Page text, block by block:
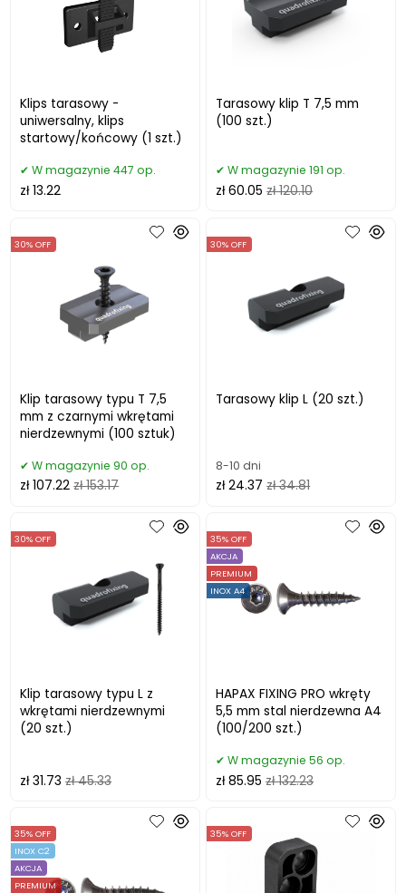
Klips tarasowy -
uniwersalny, klips
startowy/końcowy (1 szt.)
W magazynie 447 op.
zł 13.22
Tarasowy klip T 7,5 mm
(100 szt.)
W magazynie 191 op.
zł 60.05 zł 120.10
Klip tarasowy typu T 7,5
mm z czarnymi wkrętami
nierdzewnymi (100 sztuk)
30% OFF
W magazynie 90 op.
zł 107.22 zł 153.17
Tarasowy klip L (20 szt.)
30% OFF
8-10 dni
zł 24.37 zł 34.81
Klip tarasowy typu L z
wkrętami nierdzewnymi
(20 szt.)
30% OFF
zł 31.73 zł 45.33
HAPAX FIXING PRO wkręty
5,5 mm stal nierdzewna A4
(100/200 szt.)
35% OFF
AKCJA
PREMIUM
INOX A4
W magazynie 56 op.
zł 85.95 zł 132.23
35% OFF
INOX C2
AKCJA
PREMIUM
35% OFF